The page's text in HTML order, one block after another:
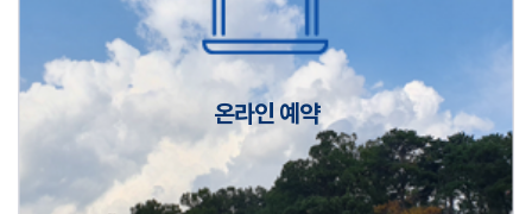
2026년 5월 캠핑장 안점 점검의 날 변경 안내
캠핑장(9월1일~6일) 미운영 공지
온라인 예약